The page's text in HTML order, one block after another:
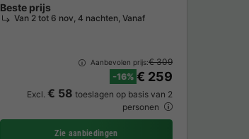
Beste prijs
Van 2 tot 6 nov, 4 nachten, Vanaf
Aanbevolen prijs:€ 309
-16% € 259
Excl. € 58 toeslagen op basis van 2
personen
Zie aanbiedingen